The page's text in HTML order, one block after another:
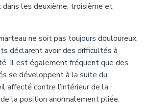
les deuxième, troisième et
ne soit pas toujours douloureux,
déclarent avoir des difficultés à
Il est également fréquent que des
se développent à la suite du
affecté contre l’intérieur de la
la position anormalement pliée.